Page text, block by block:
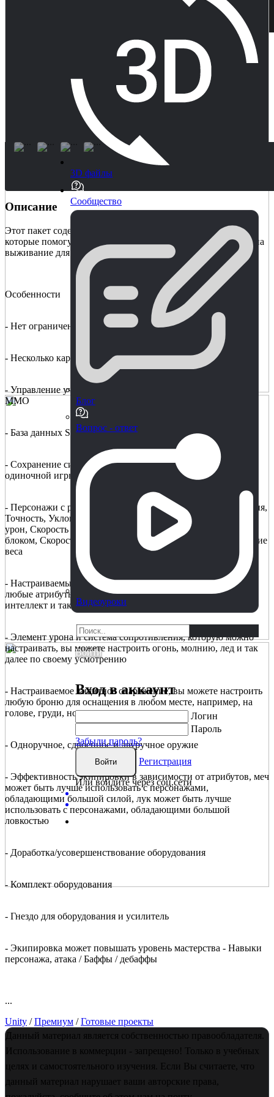
3D файлы
Сообщество
Блог
Вопрос - ответ
Видеоуроки
Войти
Вход в аккаунт
Логин
Пароль
Забыли пароль?
Войти
Регистрация
Или войдите через соц.сети
Описание
Этот пакет содержит различные сценарии и примеры,
которые помогут вам создать свои собственные RPG-игры на
выживание для одиночной/сетевой/MMO-игры.
Особенности
- Нет ограничения CCU
- Несколько картографических серверов для режима MMO
- Управление учетной записью и персонажами для режима
MMO
- База данных Sqlite, MySQL для режима MMO
- Сохранение символов в виде двоичного файла для
одиночной игры / режима локальной сети
- Персонажи с различными характеристиками (Hp, Mp, Броня,
Точность, Уклонение, Критическая скорость, Критический
урон, Скорость блокирования, Скорость нанесения урона
блоком, Скорость перемещения, Скорость атаки, Ограничение
веса
- Настраиваемые атрибуты персонажа, вы можете настроить
любые атрибуты, такие как сила, ловкость, жизненная сила,
интеллект и так далее, по своему усмотрению
- Элемент урона и система сопротивления, которую можно
настраивать, вы можете настроить огонь, молнию, лед и так
далее по своему усмотрению
- Настраиваемое защитное снаряжение, вы можете настроить
любую броню для оснащения в любом месте, например, на
голове, груди, ногах, по вашему желанию
- Одноручное, сдвоенное и двуручное оружие
- Эффективность экипировки в зависимости от атрибутов, меч
может быть лучше использовать с персонажами,
обладающими большой силой, лук может быть лучше
использовать с персонажами, обладающими большой
ловкостью
- Доработка/усовершенствование оборудования
- Комплект оборудования
- Гнездо для оборудования и усилитель
- Экипировка может повышать уровень мастерства - Навыки
персонажа, атака / Баффы / дебаффы
...
Unity /Премиум /Готовые проекты
Данный материал является собственностью правообладателя.
Использование в коммерции - запрещено! Только в учебных
целях и самостоятельного изучения. Если Вы считаете, что
данный материал нарушает ваши авторские права,